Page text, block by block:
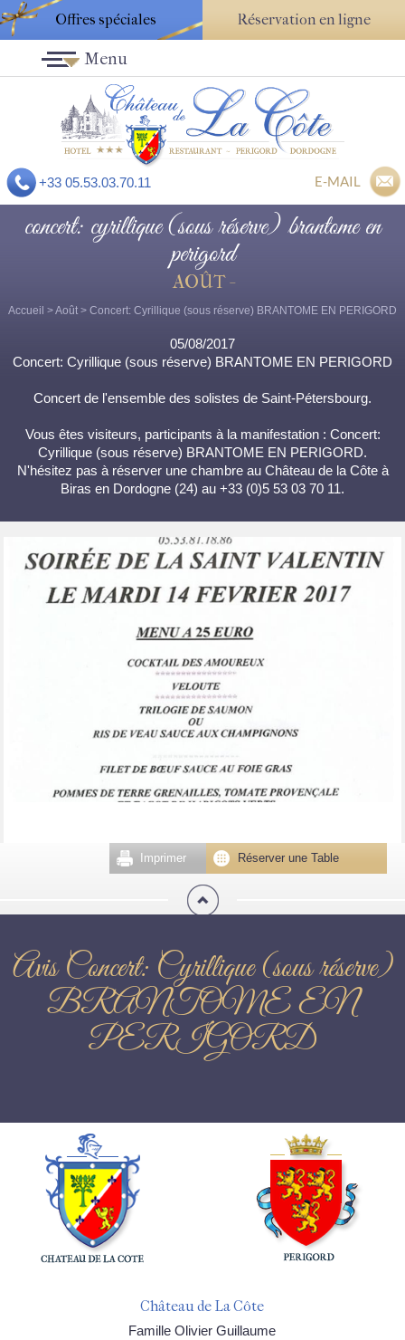
Offres spéciales Réservation en ligne
+33 05.53.03.70.11 E-MAIL
Menu
concert: cyrillique (sous réserve) brantome en
perigord
AOÛT -
Accueil >Août > Concert: Cyrillique (sous réserve) BRANTOME EN PERIGORD
05/08/2017
Concert: Cyrillique (sous réserve) BRANTOME EN PERIGORD
Concert de l'ensemble des solistes de Saint-Pétersbourg.
Vous êtes visiteurs, participants à la manifestation : Concert:
Cyrillique (sous réserve) BRANTOME EN PERIGORD.
N'hésitez pas à réserver une chambre au Château de la Côte à
Biras en Dordogne (24) au +33 (0)5 53 03 70 11.
Réserver une Table
Imprimer
Avis Concert: Cyrillique (sous réserve)
BRANTOME EN
PERIGORD
Château de La Côte
Famille Olivier Guillaume